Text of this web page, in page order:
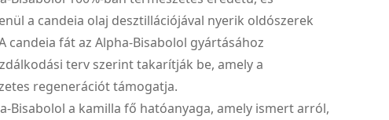
a candeia olaj desztillációjával nyerik oldószerek
candeia fát az Alpha-Bisabolol gyártásához
terv szerint takarítják be, amely a
regenerációt támogatja.
Bisabolol a kamilla fő hatóanyaga, amely ismert arról,